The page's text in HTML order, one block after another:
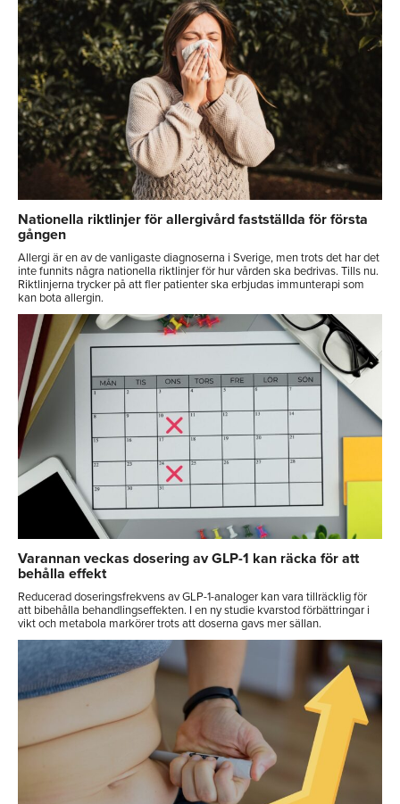
Nationella riktlinjer för allergivård fastställda för första
gången
Allergi är en av de vanligaste diagnoserna i Sverige, men trots det har det
inte funnits några nationella riktlinjer för hur vården ska bedrivas. Tills nu.
Riktlinjerna trycker på att fler patienter ska erbjudas immunterapi som
kan bota allergin.
Varannan veckas dosering av GLP-1 kan räcka för att
behålla effekt
Reducerad doseringsfrekvens av GLP-1-analoger kan vara tillräcklig för
att bibehålla behandlingseffekten. I en ny studie kvarstod förbättringar i
vikt och metabola markörer trots att doserna gavs mer sällan.